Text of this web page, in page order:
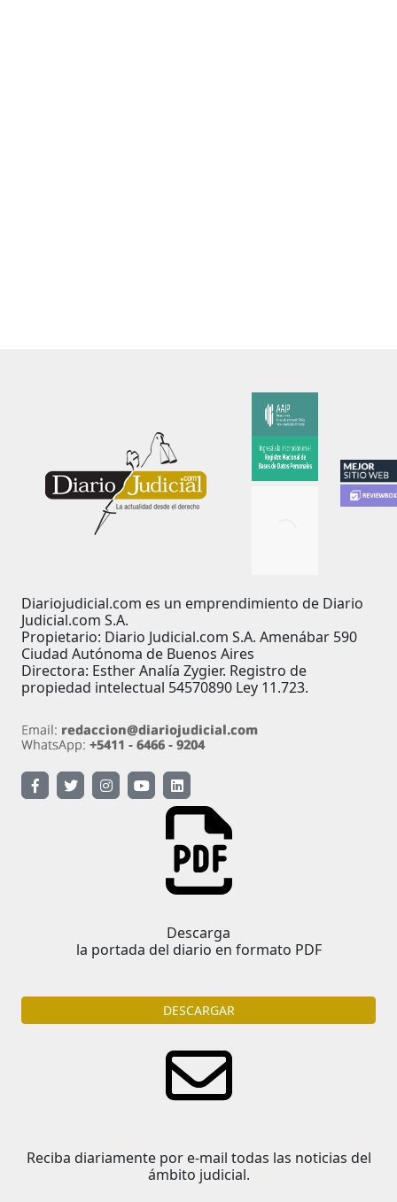
Diariojudicial.com es un emprendimiento de Diario
Judicial.com S.A.
Propietario: Diario Judicial.com S.A. Amenábar 590
Ciudad Autónoma de Buenos Aires
Directora: Esther Analía Zygier. Registro de
propiedad intelectual 54570890 Ley 11.723.
Descarga
la portada del diario en formato PDF
DESCARGAR
Reciba diariamente por e-mail todas las noticias del
ámbito judicial.